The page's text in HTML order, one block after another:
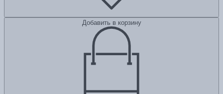
Добавить в корзину